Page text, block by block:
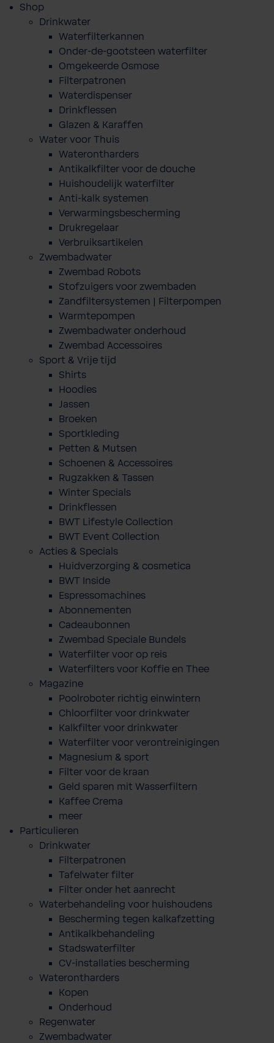
Shop
Drinkwater
Waterfilterkannen
Onder-de-gootsteen waterfilter
Omgekeerde Osmose
Filterpatronen
Waterdispenser
Drinkflessen
Glazen & Karaffen
Water voor Thuis
Waterontharders
Antikalkfilter voor de douche
Huishoudelijk waterfilter
Anti-kalk systemen
Verwarmingsbescherming
Drukregelaar
Verbruiksartikelen
Zwembadwater
Zwembad Robots
Stofzuigers voor zwembaden
Zandfiltersystemen | Filterpompen
Warmtepompen
Zwembadwater onderhoud
Zwembad Accessoires
Sport & Vrije tijd
Shirts
Hoodies
Jassen
Broeken
Sportkleding
Petten & Mutsen
Schoenen & Accessoires
Rugzakken & Tassen
Winter Specials
Drinkflessen
BWT Lifestyle Collection
BWT Event Collection
Acties & Specials
Huidverzorging & cosmetica
BWT Inside
Espressomachines
Abonnementen
Cadeaubonnen
Zwembad Speciale Bundels
Waterfilter voor op reis
Waterfilters voor Koffie en Thee
Magazine
Poolroboter richtig einwintern
Chloorfilter voor drinkwater
Kalkfilter voor drinkwater
Waterfilter voor verontreinigingen
Magnesium & sport
Filter voor de kraan
Geld sparen mit Wasserfiltern
Kaffee Crema
meer
Particulieren
Drinkwater
Filterpatronen
Tafelwater filter
Filter onder het aanrecht
Waterbehandeling voor huishoudens
Bescherming tegen kalkafzetting
Antikalkbehandeling
Stadswaterfilter
CV-installaties bescherming
Waterontharders
Kopen
Onderhoud
Regenwater
Zwembadwater